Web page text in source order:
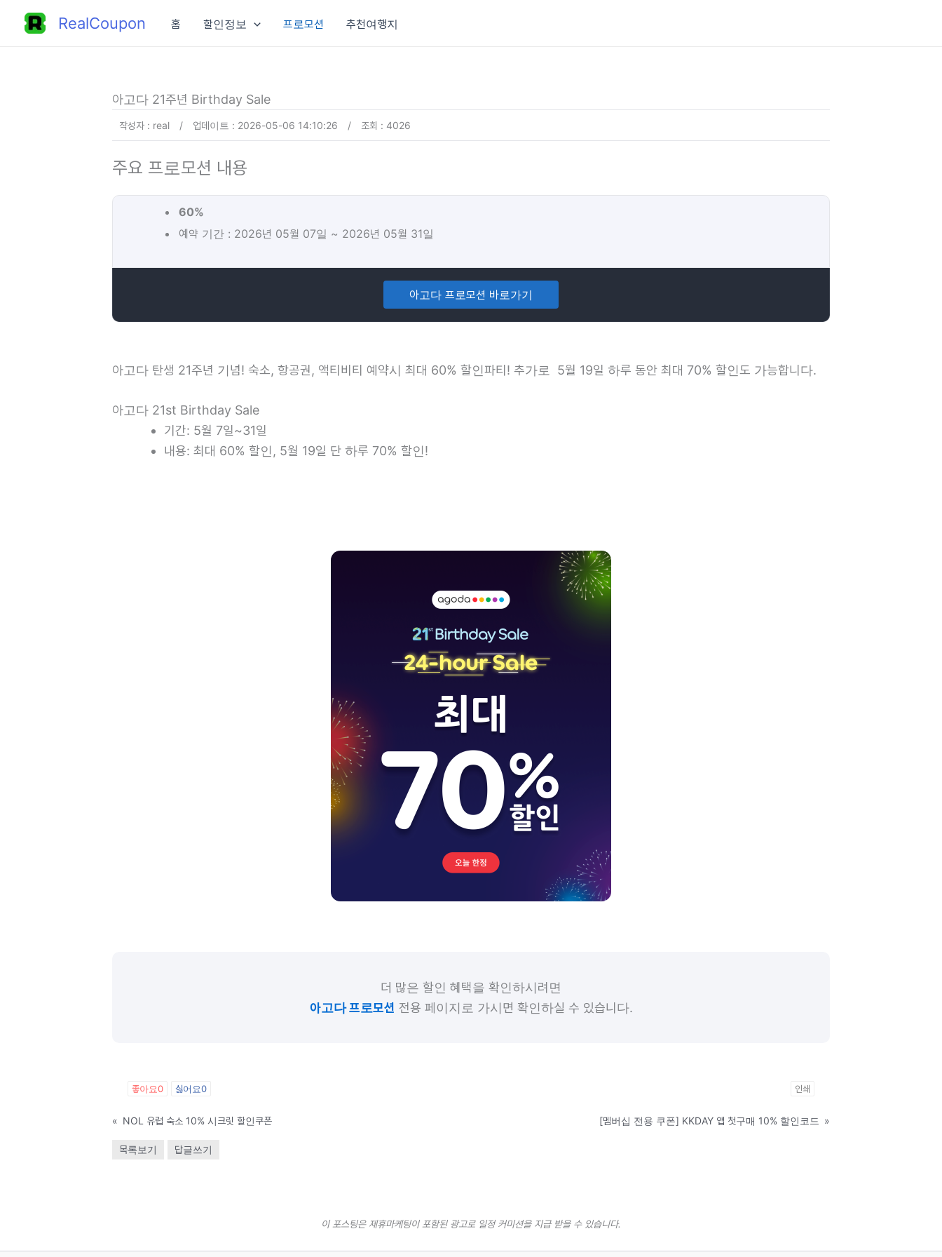
RealCoupon 홈 할인정보 프로모션 추천여행지
아고다 21주년 Birthday Sale
작성자 : real / 업데이트 : 2026-05-06 14:10:26 / 조회 : 4026
주요 프로모션 내용
60%
예약 기간 : 2026년 05월 07일 ~ 2026년 05월 31일
아고다 프로모션 바로가기
아고다 탄생 21주년 기념! 숙소, 항공권, 액티비티 예약시 최대 60% 할인파티! 추가로 5월 19일 하루 동안 최대 70% 할인도 가능합니다.
아고다 21st Birthday Sale
기간: 5월 7일~31일
내용: 최대 60% 할인, 5월 19일 단 하루 70% 할인!
더 많은 할인 혜택을 확인하시려면
아고다 프로모션 전용 페이지로 가시면 확인하실 수 있습니다.
좋아요0 싫어요0 인쇄
« NOL 유럽 숙소 10% 시크릿 할인쿠폰 [멤버십 전용 쿠폰] KKDAY 앱 첫구매 10% 할인코드 »
목록보기 답글쓰기
이 포스팅은 제휴마케팅이 포함된 광고로 일정 커미션을 지급 받을 수 있습니다.